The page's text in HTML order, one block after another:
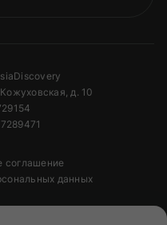
д. 10
соглашение
данных